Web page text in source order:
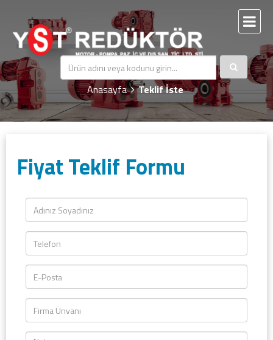
Teklif İste
Anasayfa Teklif İste
Fiyat Teklif Formu